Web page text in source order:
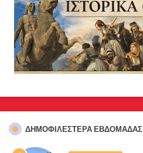
ΔΗΜΟΦΙΛΈΣΤΕΡΑ ΕΒΔΟΜΆΔΑΣ